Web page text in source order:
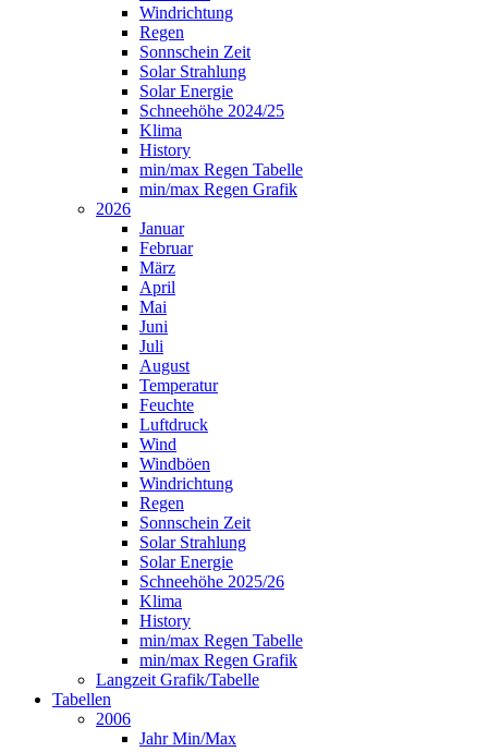
Windrichtung
Regen
Sonnschein Zeit
Solar Strahlung
Solar Energie
Schneehöhe 2024/25
Klima
History
min/max Regen Tabelle
min/max Regen Grafik
2026
Januar
Februar
März
April
Mai
Juni
Juli
August
Temperatur
Feuchte
Luftdruck
Wind
Windböen
Windrichtung
Regen
Sonnschein Zeit
Solar Strahlung
Solar Energie
Schneehöhe 2025/26
Klima
History
min/max Regen Tabelle
min/max Regen Grafik
Langzeit Grafik/Tabelle
Tabellen
2006
Jahr Min/Max